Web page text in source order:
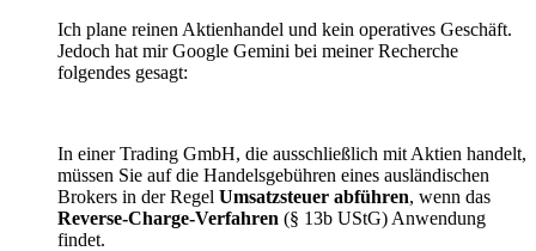
Ich plane reinen Aktienhandel und kein operatives Geschäft.
Jedoch hat mir Google Gemini bei meiner Recherche
folgendes gesagt:
In einer Trading GmbH, die ausschließlich mit Aktien handelt,
müssen Sie auf die Handelsgebühren eines ausländischen
Brokers in der Regel Umsatzsteuer abführen, wenn das
Reverse-Charge-Verfahren (§ 13b UStG) Anwendung
findet.